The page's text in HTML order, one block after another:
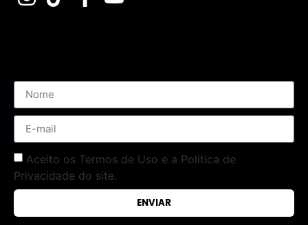
Aceito os Termos de Uso e a Política de
Privacidade do site.
ENVIAR